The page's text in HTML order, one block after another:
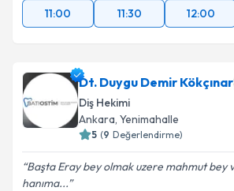
11:00
11:30 12:00
Dt. Duygu Demir Kökçınar
Diş Hekimi
Ankara, Yenimahalle
5 (9 Değerlendirme)
Başta Eray bey olmak uzere mahmut bey
hanıma...